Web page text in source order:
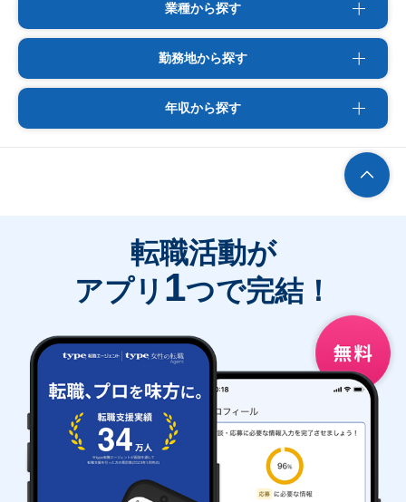
業種から探す
勤務地から探す
年収から探す
転職活動が
アプリ 1つで完結！